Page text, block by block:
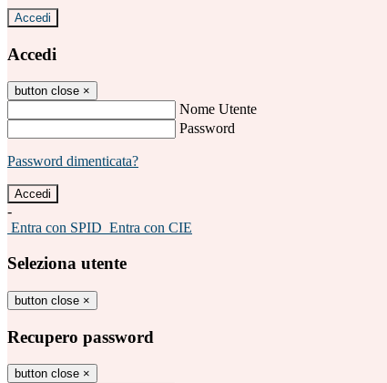
Accedi
Accedi
button close ×
Nome Utente
Password
Password dimenticata?
-
Entra con SPID Entra con CIE
Seleziona utente
button close ×
Recupero password
button close ×